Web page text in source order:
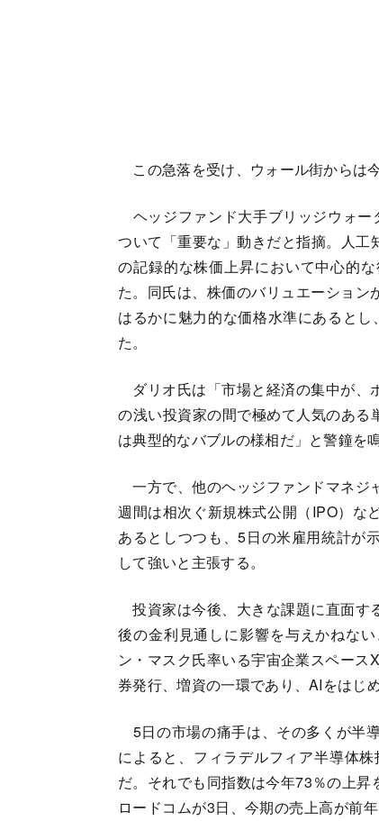
この急落を受け、ウォール街からは
ヘッジファンド大手ブリッジウォー
ついて「重要な」動きだと指摘。人
の記録的な株価上昇において中心的
た。同氏は、株価のバリュエーショ
はるかに魅力的な価格水準にあると
た。
ダリオ氏は「市場と経済の集中が、
の浅い投資家の間で極めて人気のあ
は典型的なバブルの様相だ」と警鐘を
一方で、他のヘッジファンドマネジ
週間は相次ぐ新規株式公開（IPO）な
あるとしつつも、5日の米雇用統計が
して強いと主張する。
投資家は今後、大きな課題に直面す
後の金利見通しに影響を与えかねな
ン・マスク氏率いる宇宙企業スペー
券発行、増資の一環であり、AIをはじ
5日の市場の痛手は、その多くが半
によると、フィラデルフィア半導体
だ。それでも同指数は今年73％の上
ロードコムが3日、今期の売上高が前